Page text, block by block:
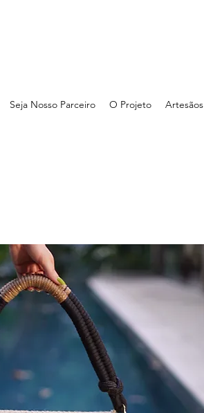
Seja Nosso Parceiro O Projeto Artesãos